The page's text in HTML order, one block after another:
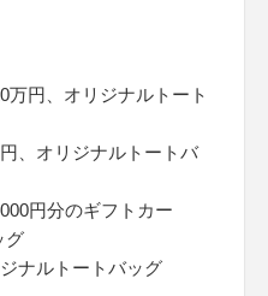
円、オリジナルトート
、オリジナルトートバ
円分のギフトカー
グ
ナルトートバッグ